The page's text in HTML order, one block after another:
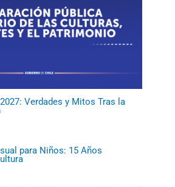
Verdades y Mitos Tras la
para Niños: 15 Años